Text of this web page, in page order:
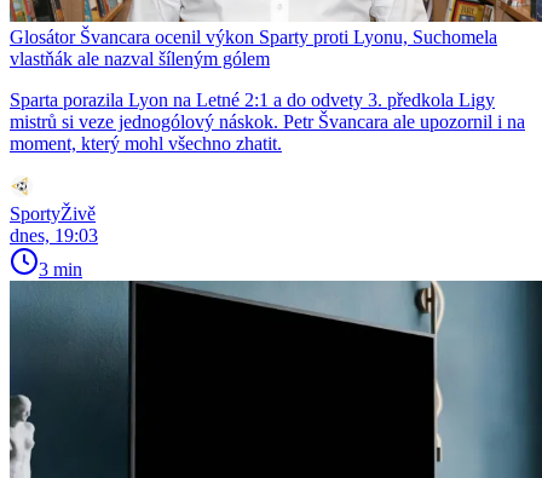
Glosátor Švancara ocenil výkon Sparty proti Lyonu, Suchomela
vlastňák ale nazval šíleným gólem
Sparta porazila Lyon na Letné 2:1 a do odvety 3. předkola Ligy
mistrů si veze jednogólový náskok. Petr Švancara ale upozornil i na
moment, který mohl všechno zhatit.
SportyŽivě
dnes, 19:03
3 min